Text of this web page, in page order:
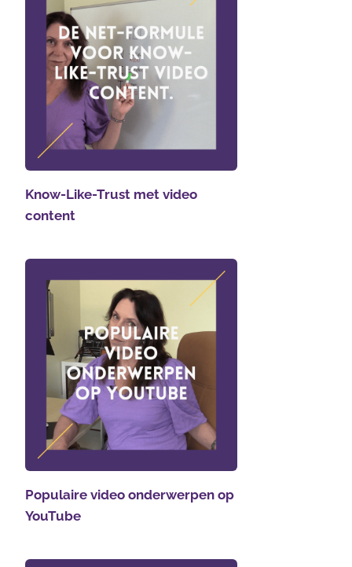
Know-Like-Trust met video
content
Populaire video onderwerpen op
YouTube